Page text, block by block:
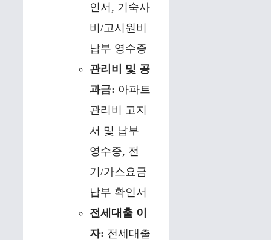
인서, 기숙사
비/고시원비
납부 영수증
관리비 및 공
과금: 아파트
관리비 고지
서 및 납부
영수증, 전
기/가스요금
납부 확인서
전세대출 이
자: 전세대출